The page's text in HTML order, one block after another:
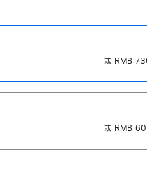
或 RMB
或 RMB